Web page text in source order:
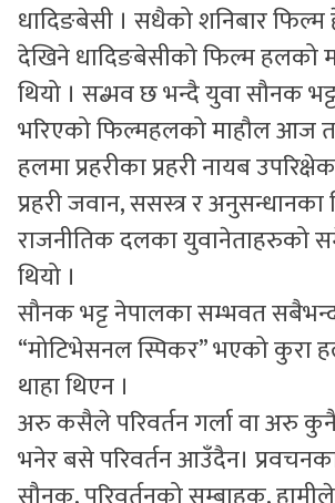
धादिङबेसी । सधैको शनिबार फिल्म
देखिने धादिङबेसीको फिल्म हलको
थियो । सब्भव छ भन्दै युवा सौनक
भरिएको फिल्महलको माहौल आज
हलमा प्रहरीका प्रहरी नायब
प्रहरी जवान, ससस्त्र र अनुसन्धानका
राजनीतिक दलका युवानेताहरुको
थियो ।
सौनक भट्ट नेपालका सम्भवत
“मोटिभेसनल स्पिकर” भएको कुरा
थाहा थिएन ।
अरु कसैले परिवर्तन गर्ला वा अरु
भनेर बसे परिवर्तन आउँदैन।